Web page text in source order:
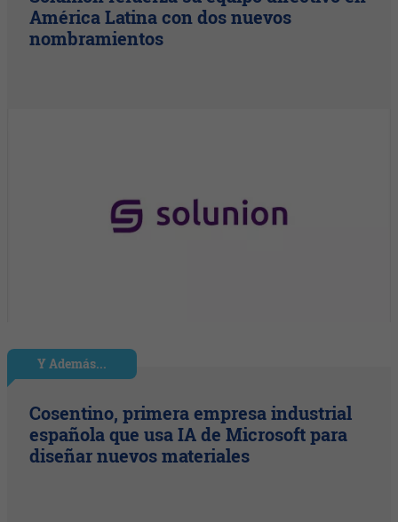
América Latina con dos nuevos
nombramientos
Y Además...
Cosentino, primera empresa industrial
española que usa IA de Microsoft para
diseñar nuevos materiales